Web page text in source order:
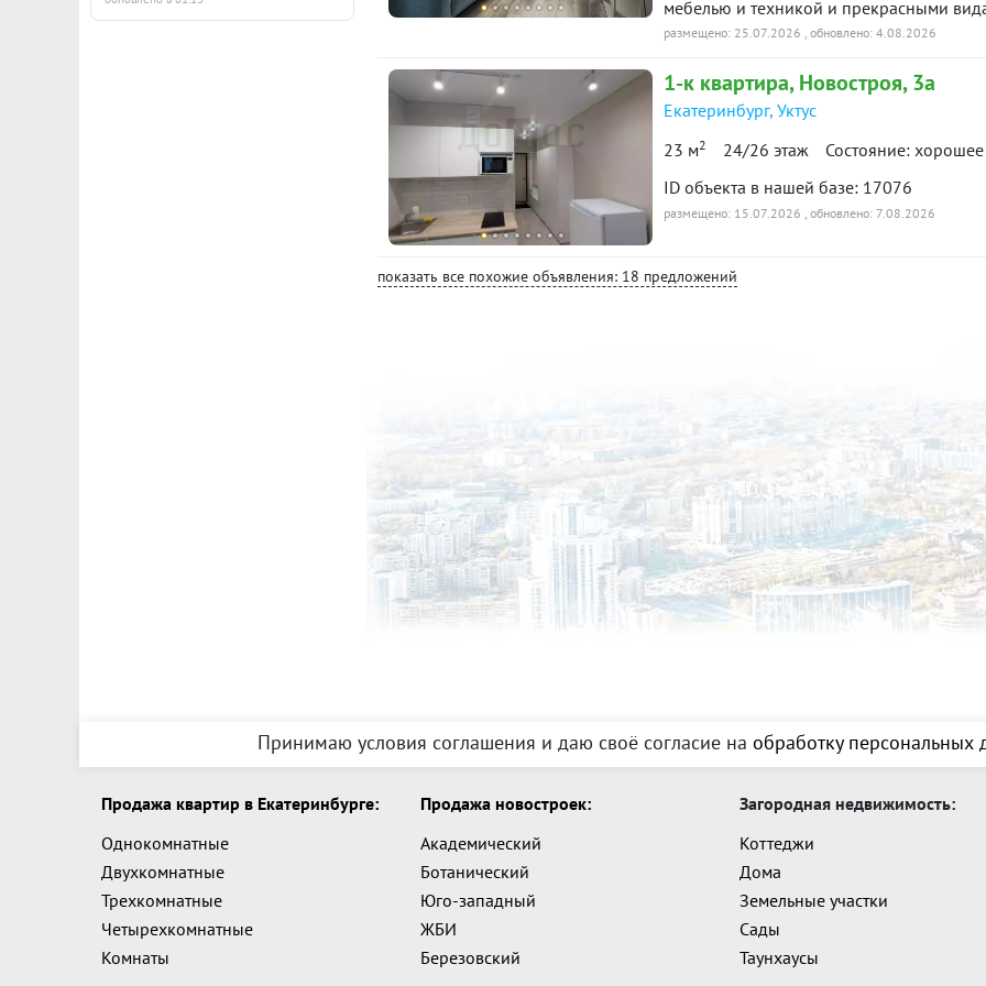
мебелью и техникой и прекрасными
либо пара, без животный и детей,
необходимая есть: Холодильник,
машина , ТВТеплый пол в
руб. зимой около 5 тыс. руб)
пешеходов - в двух остановках станция
парковка и парковка у ТЦ
размещено: 25.07.2026 , обновлено: 4.08.2026
1-к квартира, Новостроя, 3а
Екатеринбург, Уктус
23 м2 24/26 этаж Состояние: хорошее
ID объекта в нашей базе: 17076
размещено: 15.07.2026 , обновлено: 7.08.2026
показать все похожие объявления: 18 предложений
Принимаю условия соглашения и даю своё согласие на обработку персональных
Продажа квартир в Екатеринбурге:
Однокомнатные
Двухкомнатные
Трехкомнатные
Четырехкомнатные
Комнаты
Продажа новостроек:
Академический
Ботанический
Юго-западный
ЖБИ
Березовский
Загородная недвижимость:
Коттеджи
Дома
Земельные участки
Сады
Таунхаусы